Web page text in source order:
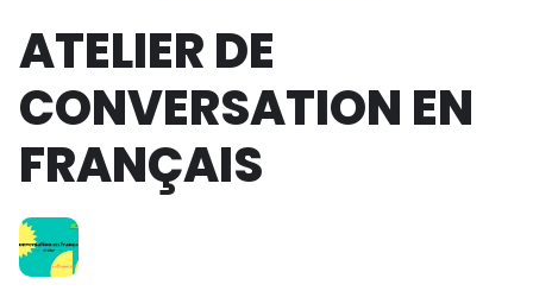
ATELIER DE
CONVERSATION EN
FRANÇAIS